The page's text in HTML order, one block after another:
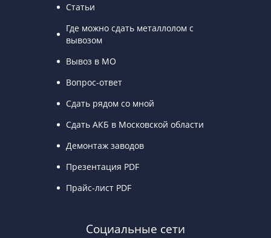
Статьи
Где можно сдать металлолом с
вывозом
Вывоз в МО
Вопрос-ответ
Сдать рядом со мной
Сдать АКБ в Московской области
Демонтаж заводов
Презентация PDF
Прайс-лист PDF
Социальные сети